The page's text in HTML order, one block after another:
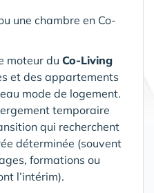
une chambre en Co-
moteur du Co-Living
et des appartements
mode de logement.
temporaire
qui recherchent
déterminée (souvent
formations ou
l’intérim).